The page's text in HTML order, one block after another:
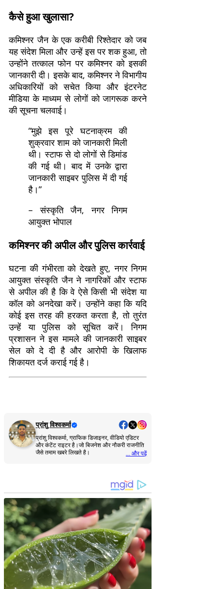
कैसे हुआ खुलासा?
कमिश्नर जैन के एक करीबी रिश्तेदार को जब
यह संदेश मिला और उन्हें इस पर शक हुआ, तो
उन्होंने तत्काल फोन पर कमिश्नर को इसकी
जानकारी दी। इसके बाद, कमिश्नर ने विभागीय
अधिकारियों को सचेत किया और इंटरनेट
मीडिया के माध्यम से लोगों को जागरूक करने
की सूचना चलवाई।
“मुझे इस पूरे घटनाक्रम की
शुक्रवार शाम को जानकारी मिली
थी। स्टाफ से दो लोगों से डिमांड
की गई थी। बाद में उनके द्वारा
जानकारी साइबर पुलिस में दी गई
है।”
– संस्कृति जैन, नगर निगम
आयुक्त भोपाल
कमिश्नर की अपील और पुलिस कार्रवाई
घटना की गंभीरता को देखते हुए, नगर निगम
आयुक्त संस्कृति जैन ने नागरिकों और स्टाफ
से अपील की है कि वे ऐसे किसी भी संदेश या
कॉल को अनदेखा करें। उन्होंने कहा कि यदि
कोई इस तरह की हरकत करता है, तो तुरंत
उन्हें या पुलिस को सूचित करें। निगम
प्रशासन ने इस मामले की जानकारी साइबर
सेल को दे दी है और आरोपी के खिलाफ
शिकायत दर्ज कराई गई है।
प्रांशु विश्वकर्मा
प्रांशु विश्वकर्मा, ग्राफिक डिजाइनर, वीडियो एडिटर
और कंटेंट राइटर है।जो बिजनेश और नौकरी राजनीति
जैसे तमाम खबरे लिखते है।
... और पढ़ें